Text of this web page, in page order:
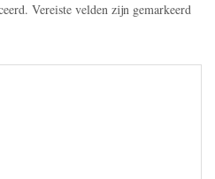
Vereiste velden zijn gemarkeerd